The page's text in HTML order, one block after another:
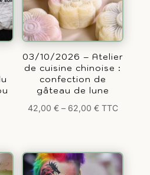
03/10/2026 – Atelier
de cuisine chinoise :
confection de
gâteau de lune
42,00 €– 62,00 € TTC